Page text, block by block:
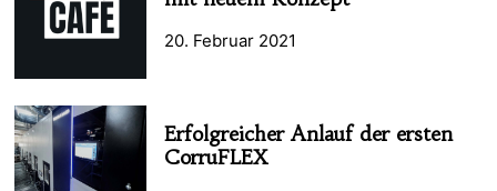
20. Februar 2021
Erfolgreicher Anlauf der ersten
CorruFLEX